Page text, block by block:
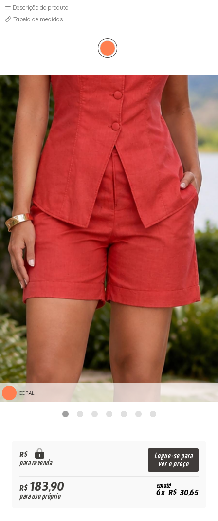
JAQUETAS
MACACÃO E MACAQUINHO
SAIAS
Descrição do produto
Tabela de medidas
CORAL
R$
para revenda
Logue-se para
ver o preço
R$183,90
para uso próprio
em até
6x R$ 30,65